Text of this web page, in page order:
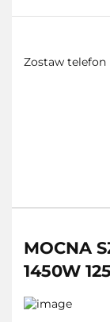
Zostaw telefon
MOCNA
1450W